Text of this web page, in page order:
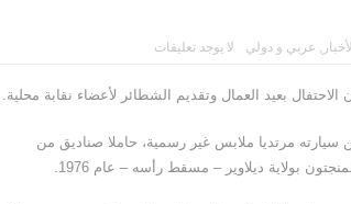
عربي و دولي لا يوجد تعليقات
بعيد العمال وتقديم الشطائر لأعضاء نقابة محلية.
سيارته مرتديا ملابس غير رسمية، حاملا صناديق من
بولاية ديلاوير – مسقط رأسه – عام 1976.